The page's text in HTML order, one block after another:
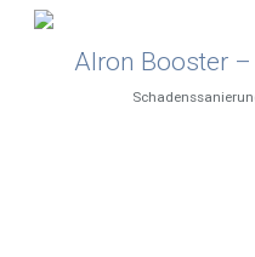
Alron Booster